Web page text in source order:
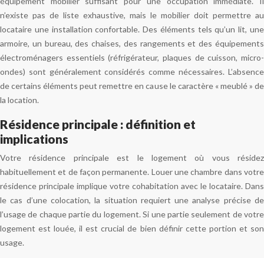
n’existe pas de liste exhaustive, mais le mobilier doit permettre au
locataire une installation confortable. Des éléments tels qu’un lit, une
armoire, un bureau, des chaises, des rangements et des équipements
électroménagers essentiels (réfrigérateur, plaques de cuisson, micro-
ondes) sont généralement considérés comme nécessaires. L’absence
de certains éléments peut remettre en cause le caractère « meublé » de
la location.
Résidence principale : définition et
implications
Votre résidence principale est le logement où vous résidez
habituellement et de façon permanente. Louer une chambre dans votre
résidence principale implique votre cohabitation avec le locataire. Dans
le cas d’une colocation, la situation requiert une analyse précise de
l’usage de chaque partie du logement. Si une partie seulement de votre
logement est louée, il est crucial de bien définir cette portion et son
usage.